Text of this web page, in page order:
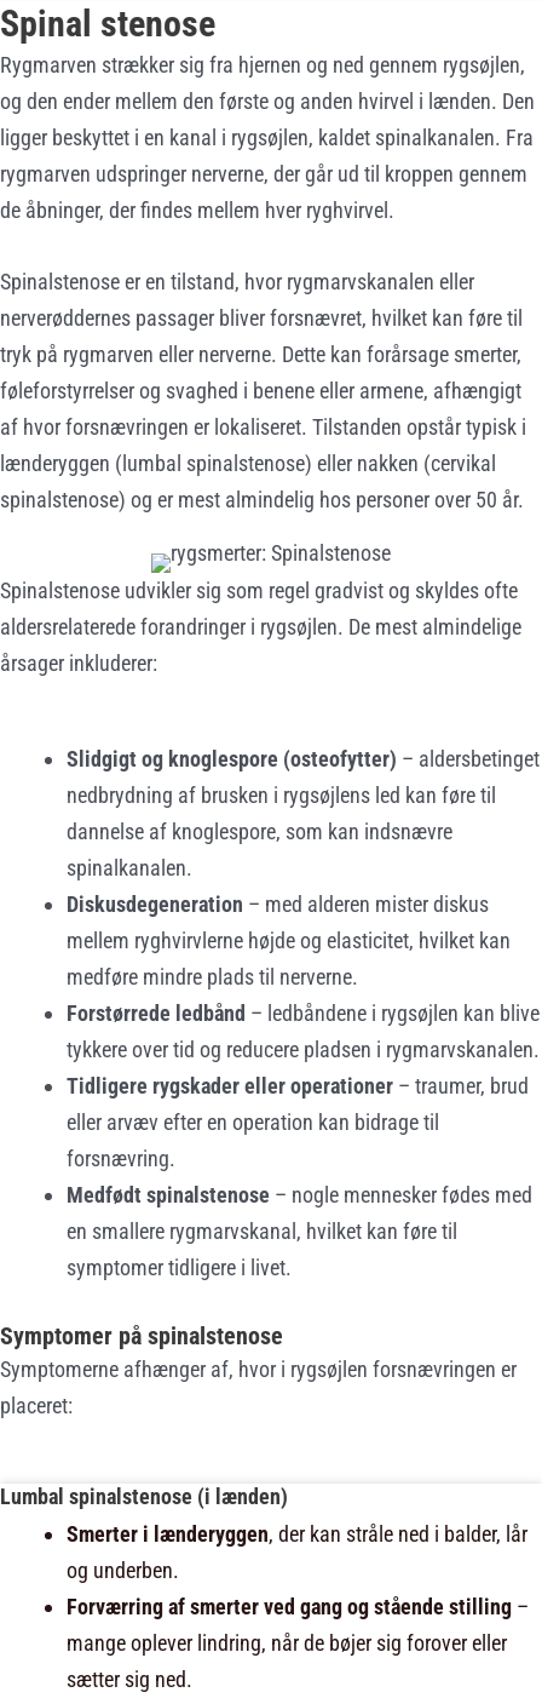
Spinal stenose
Rygmarven strækker sig fra hjernen og ned gennem rygsøjlen,
og den ender mellem den første og anden hvirvel i lænden. Den
ligger beskyttet i en kanal i rygsøjlen, kaldet spinalkanalen. Fra
rygmarven udspringer nerverne, der går ud til kroppen gennem
de åbninger, der findes mellem hver ryghvirvel.
Spinalstenose er en tilstand, hvor rygmarvskanalen eller
nerverøddernes passager bliver forsnævret, hvilket kan føre til
tryk på rygmarven eller nerverne. Dette kan forårsage smerter,
føleforstyrrelser og svaghed i benene eller armene, afhængigt
af hvor forsnævringen er lokaliseret. Tilstanden opstår typisk i
lænderyggen (lumbal spinalstenose) eller nakken (cervikal
spinalstenose) og er mest almindelig hos personer over 50 år.
Spinalstenose udvikler sig som regel gradvist og skyldes ofte
aldersrelaterede forandringer i rygsøjlen. De mest almindelige
årsager inkluderer:
Slidgigt og knoglespore (osteofytter) – aldersbetinget
nedbrydning af brusken i rygsøjlens led kan føre til
dannelse af knoglespore, som kan indsnævre
spinalkanalen.
Diskusdegeneration – med alderen mister diskus
mellem ryghvirvlerne højde og elasticitet, hvilket kan
medføre mindre plads til nerverne.
Forstørrede ledbånd – ledbåndene i rygsøjlen kan blive
tykkere over tid og reducere pladsen i rygmarvskanalen.
Tidligere rygskader eller operationer– traumer, brud
eller arvæv efter en operation kan bidrage til
forsnævring.
Medfødt spinalstenose – nogle mennesker fødes med
en smallere rygmarvskanal, hvilket kan føre til
symptomer tidligere i livet.
Symptomer på spinalstenose
Symptomerne afhænger af, hvor i rygsøjlen forsnævringen er
placeret:
Lumbal spinalstenose (i lænden)
Smerter i lænderyggen, der kan stråle ned i balder, lår
og underben.
Forværring af smerter ved gang og stående stilling–
mange oplever lindring, når de bøjer sig forover eller
sætter sig ned.